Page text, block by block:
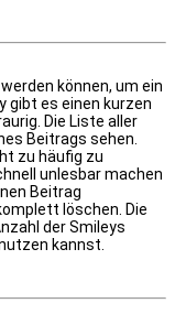
können, um ein
gibt es einen kurzen
Die Liste aller
Beitrags sehen.
zu häufig zu
unlesbar machen
Beitrag
löschen. Die
der Smileys
kannst.